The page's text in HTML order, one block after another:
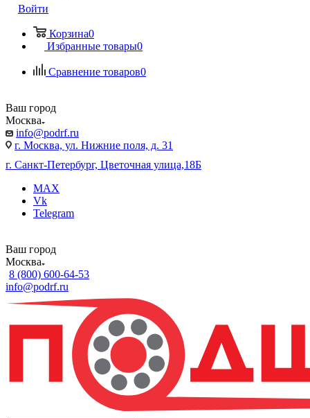
Войти
Корзина0
Избранные товары0
Сравнение товаров0
Ваш город
Москва
info@podrf.ru
г. Москва, ул. Нижние поля, д. 31
г. Санкт-Петербург, Цветочная улица,18Б
MAX
Vk
Telegram
Ваш город
Москва
8 (800) 600-64-53
info@podrf.ru